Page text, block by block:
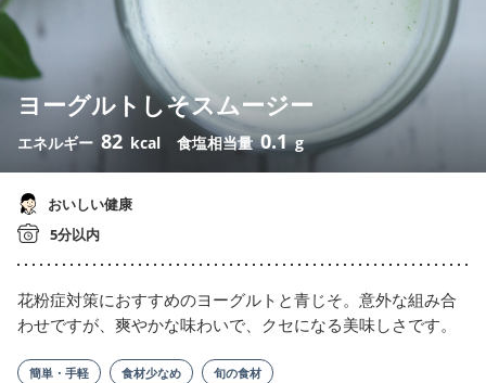
ヨーグルトしそスムージー
エネルギー 82 kcal 食塩相当量0.1 g
おいしい健康
5分以内
花粉症対策におすすめのヨーグルトと青じそ。意外な組み合
わせですが、爽やかな味わいで、クセになる美味しさです。
簡単・手軽 食材少なめ 旬の食材